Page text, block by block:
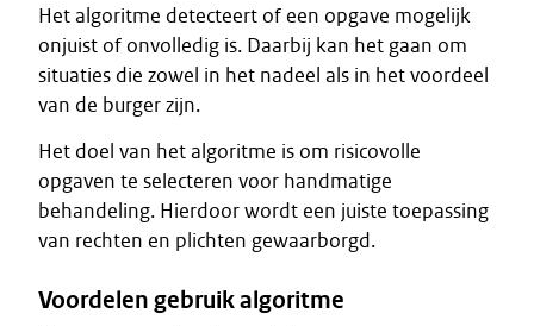
Het algoritme detecteert of een opgave mogelijk
onjuist of onvolledig is. Daarbij kan het gaan om
situaties die zowel in het nadeel als in het voordeel
van de burger zijn.
Het doel van het algoritme is om risicovolle
opgaven te selecteren voor handmatige
behandeling. Hierdoor wordt een juiste toepassing
van rechten en plichten gewaarborgd.
Voordelen gebruik algoritme